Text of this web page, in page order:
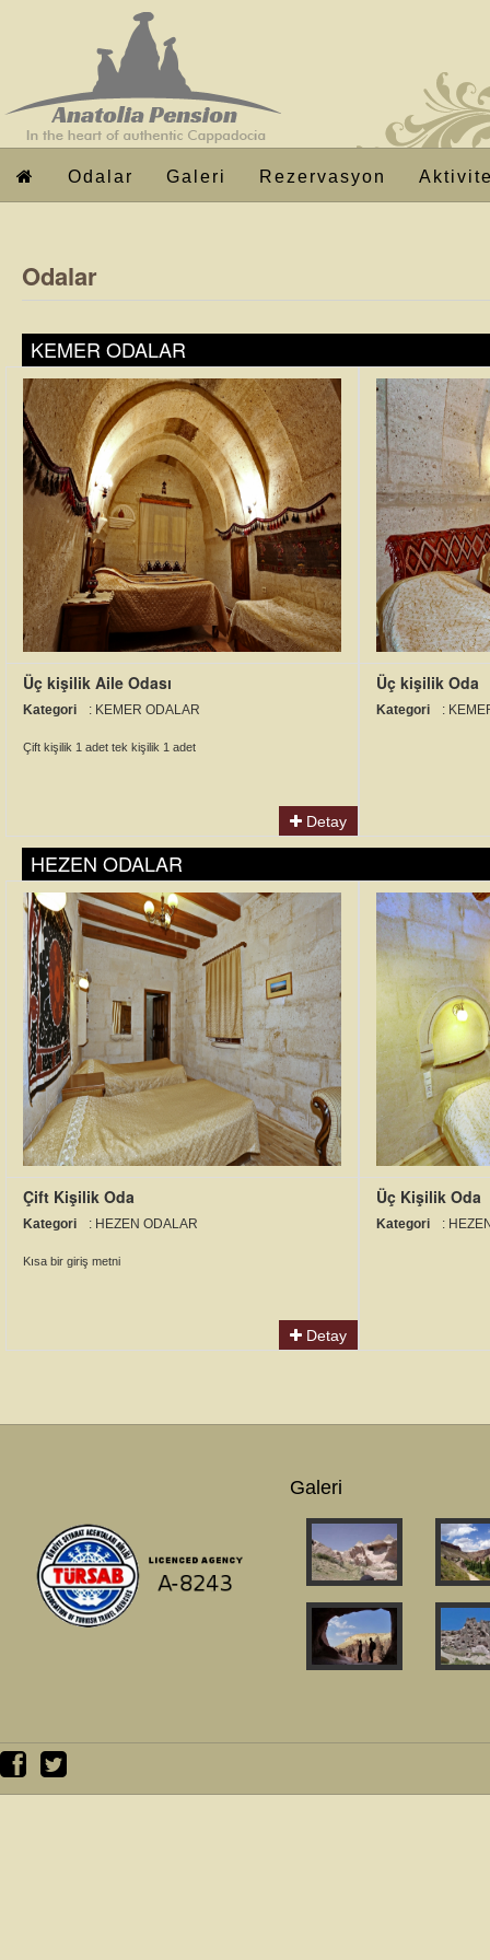
Odalar Galeri Rezervasyon
Odalar
KEMER ODALAR
Üç kişilik Aile Odası
Kategori : KEMER ODALAR
Çift kişilik 1 adet tek kişilik 1 adet
Detay
Üç kişilik Oda
Kategori :
HEZEN ODALAR
Çift Kişilik Oda
Kategori : HEZEN ODALAR
Kısa bir giriş metni
Detay
Üç Kişilik Oda
Kategori :
Galeri